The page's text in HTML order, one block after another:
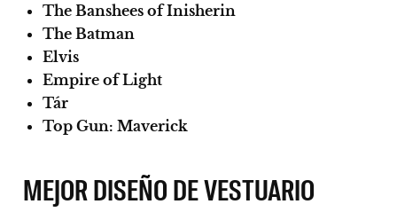
The Banshees of Inisherin
The Batman
Elvis
Empire of Light
Tár
Top Gun: Maverick
MEJOR DISEÑO DE VESTUARIO